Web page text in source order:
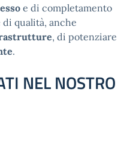
e di completamento
qualità, anche
, di potenziare
.
NEL NOSTRO